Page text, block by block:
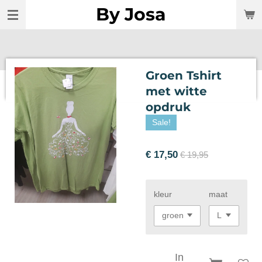
Ga
hoofdinhoud
By Josa
Groen Tshirt
met witte
opdruk
Sale!
€ 17,50 € 19,95
kleur maat
In